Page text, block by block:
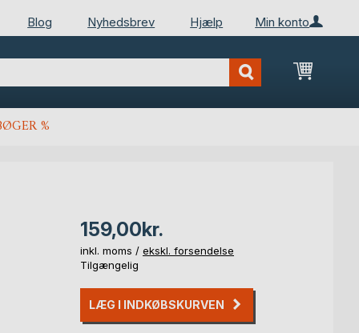
Min konto
Blog Nyhedsbrev Hjælp
Min
%
159,00kr.
inkl. moms / ekskl. forsendelse
Tilgængelig
LÆG I INDKØBSKURVEN